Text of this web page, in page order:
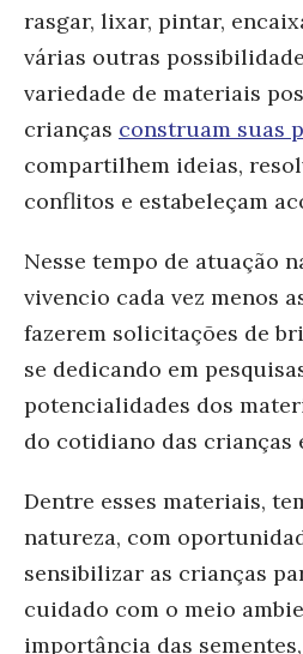
rasgar, lixar, pintar,
várias outras
variedade de materiais
crianças construam suas
compartilhem ideias,
conflitos e estabeleçam
Nesse tempo de atuação
vivencio cada vez menos
fazerem solicitações de
se dedicando em
potencialidades dos
do cotidiano das crianças
Dentre esses materiais,
natureza, com
sensibilizar as crianças
cuidado com o meio
importância das